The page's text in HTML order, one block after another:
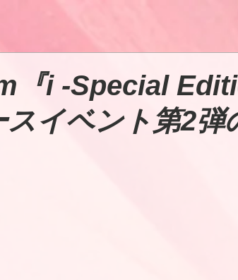
『i -Special
イベント第2弾